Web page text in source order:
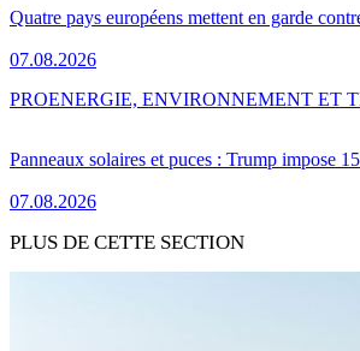
Quatre pays européens mettent en garde
07.08.2026
Panneaux solaires et puces : Trump impose
07.08.2026
PROENERGIE, ENVIRONNEMENT ET
PLUS DE CETTE SECTION